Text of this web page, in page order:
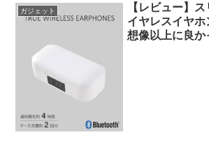
ガジェット
【レビュー】
イヤレスイヤホ
想像以上に良か